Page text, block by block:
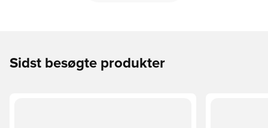
Sidst besøgte produkter